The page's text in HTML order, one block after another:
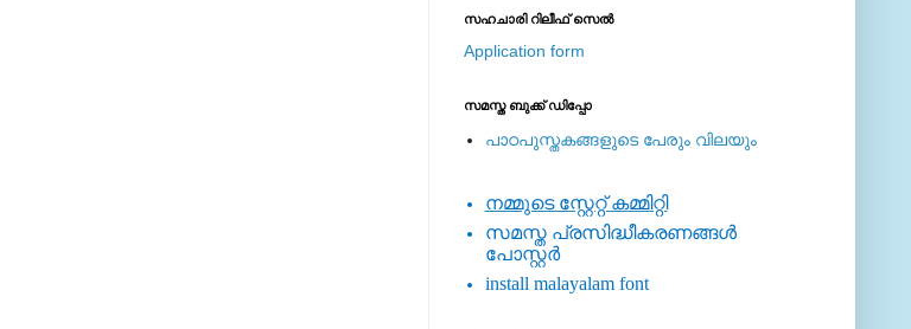
സഹചാരി റിലീഫ് സെല്‍
Application form
സമസ്ത ബുക്ക് ഡിപ്പോ
പാഠപുസ്തകങ്ങളുടെ പേരും വിലയും
നമ്മുടെ സ്റ്റേറ്റ് കമ്മിറ്റി
സമസ്ത പ്രസിദ്ധീകരണങ്ങള്‍
പോസ്റ്റര്‍
install malayalam font